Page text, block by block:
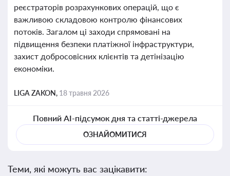
реєстраторів розрахункових операцій, що є
важливою складовою контролю фінансових
потоків. Загалом ці заходи спрямовані на
підвищення безпеки платіжної інфраструктури,
захист добросовісних клієнтів та детінізацію
економіки.
LIGA ZAKON, 18 травня 2026
Повний AI-підсумок дня та статті-джерела
ОЗНАЙОМИТИСЯ
Теми, які можуть вас зацікавити: